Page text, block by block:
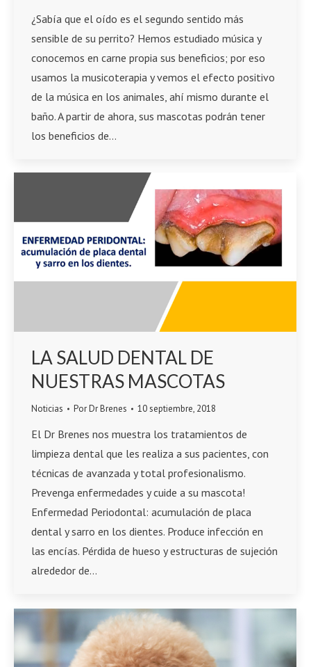
¿Sabía que el oído es el segundo sentido más
sensible de su perrito? Hemos estudiado música y
conocemos en carne propia sus beneficios; por eso
usamos la musicoterapia y vemos el efecto positivo
de la música en los animales, ahí mismo durante el
baño. A partir de ahora, sus mascotas podrán tener
los beneficios de…
LA SALUD DENTAL DE
NUESTRAS MASCOTAS
Noticias PorDr Brenes 10 septiembre, 2018
El Dr Brenes nos muestra los tratamientos de
limpieza dental que les realiza a sus pacientes, con
técnicas de avanzada y total profesionalismo.
Prevenga enfermedades y cuide a su mascota!
Enfermedad Periodontal: acumulación de placa
dental y sarro en los dientes. Produce infección en
las encías. Pérdida de hueso y estructuras de sujeción
alrededor de…